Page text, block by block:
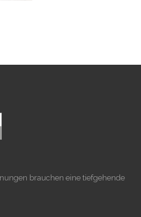
brauchen eine tiefgehende